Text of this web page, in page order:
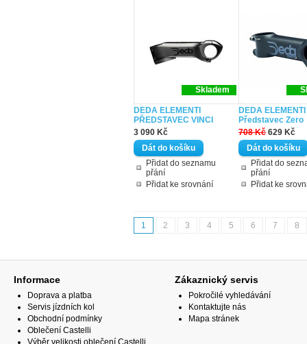
Skladem
DEDA ELEMENTI
PŘEDSTAVEC VINCI
3 090 Kč
Přidat do seznamu
přání
Přidat ke srovnání
DEDA ELEMENTI
Představec Zero
708 Kč 629 Kč
Přidat do
přání
Přidat ke
1 2 3 4 5 6 7 8
Informace
Doprava a platba
Servis jízdních kol
Obchodní podmínky
Oblečení Castelli
Výběr velikosti oblečení Castelli
Zákaznický servis
Pokročilé vyhledávání
Kontaktujte nás
Mapa stránek